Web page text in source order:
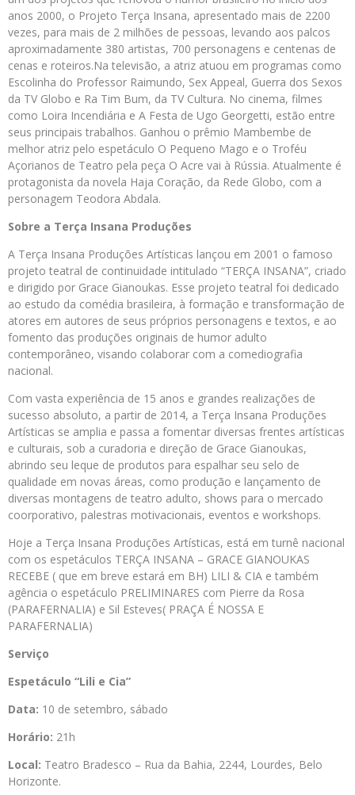
anos 2000, o Projeto Terça Insana, apresentado mais de 2200
vezes, para mais de 2 milhões de pessoas, levando aos palcos
aproximadamente 380 artistas, 700 personagens e centenas de
cenas e roteiros.Na televisão, a atriz atuou em programas como
Escolinha do Professor Raimundo, Sex Appeal, Guerra dos Sexos
da TV Globo e Ra Tim Bum, da TV Cultura. No cinema, filmes
como Loira Incendiária e A Festa de Ugo Georgetti, estão entre
seus principais trabalhos. Ganhou o prêmio Mambembe de
melhor atriz pelo espetáculo O Pequeno Mago e o Troféu
Açorianos de Teatro pela peça O Acre vai à Rússia. Atualmente é
protagonista da novela Haja Coração, da Rede Globo, com a
personagem Teodora Abdala.
Sobre a Terça Insana Produções
A Terça Insana Produções Artísticas lançou em 2001 o famoso
projeto teatral de continuidade intitulado “TERÇA INSANA”, criado
e dirigido por Grace Gianoukas. Esse projeto teatral foi dedicado
ao estudo da comédia brasileira, à formação e transformação de
atores em autores de seus próprios personagens e textos, e ao
fomento das produções originais de humor adulto
contemporâneo, visando colaborar com a comediografia
nacional.
Com vasta experiência de 15 anos e grandes realizações de
sucesso absoluto, a partir de 2014, a Terça Insana Produções
Artísticas se amplia e passa a fomentar diversas frentes artísticas
e culturais, sob a curadoria e direção de Grace Gianoukas,
abrindo seu leque de produtos para espalhar seu selo de
qualidade em novas áreas, como produção e lançamento de
diversas montagens de teatro adulto, shows para o mercado
coorporativo, palestras motivacionais, eventos e workshops.
Hoje a Terça Insana Produções Artísticas, está em turnê nacional
com os espetáculos TERÇA INSANA – GRACE GIANOUKAS
RECEBE ( que em breve estará em BH) LILI & CIA e também
agência o espetáculo PRELIMINARES com Pierre da Rosa
(PARAFERNALIA) e Sil Esteves( PRAÇA É NOSSA E
PARAFERNALIA)
Serviço
Espetáculo “Lili e Cia”
Data: 10 de setembro, sábado
Horário: 21h
Local: Teatro Bradesco – Rua da Bahia, 2244, Lourdes, Belo
Horizonte.